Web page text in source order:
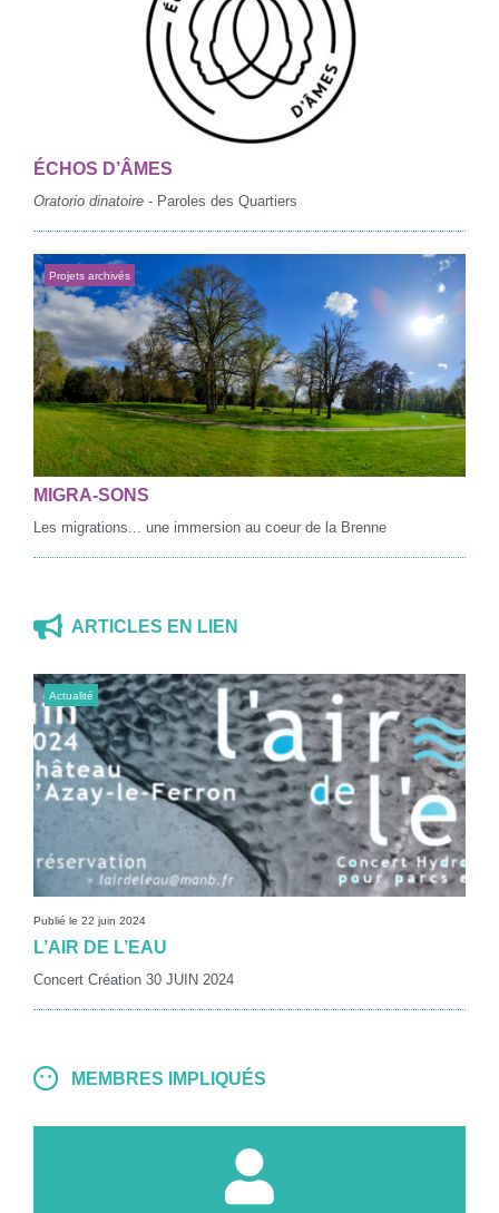
ÉCHOS D’ÂMES
Oratorio dinatoire - Paroles des Quartiers
Projets archivés
MIGRA-SONS
Les migrations... une immersion au coeur de la Brenne
ARTICLES EN LIEN
Actualité
Publié le 22 juin 2024
L’AIR DE L’EAU
Concert Création 30 JUIN 2024
MEMBRES IMPLIQUÉS